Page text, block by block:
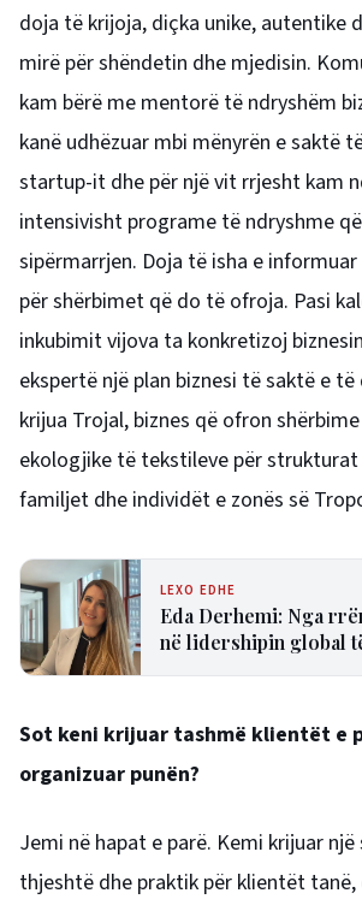
doja të krijoja, diçka unike, autentike
mirë për shëndetin dhe mjedisin.
kam bërë me mentorë të ndryshëm
kanë udhëzuar mbi mënyrën e saktë
startup-it dhe për një vit rrjesht kam
intensivisht programe të ndryshme
sipërmarrjen. Doja të isha e
për shërbimet që do të ofroja. Pasi
inkubimit vijova ta konkretizoj
ekspertë një plan biznesi të saktë e
krijua Trojal, biznes që ofron
ekologjike të tekstileve për
familjet dhe individët e zonës së
LEXO EDHE
Eda Derhemi: Nga
në lidershipin global
Sot keni krijuar tashmë klientët e
organizuar punën?
Jemi në hapat e parë. Kemi krijuar
thjeshtë dhe praktik për klientët tanë,